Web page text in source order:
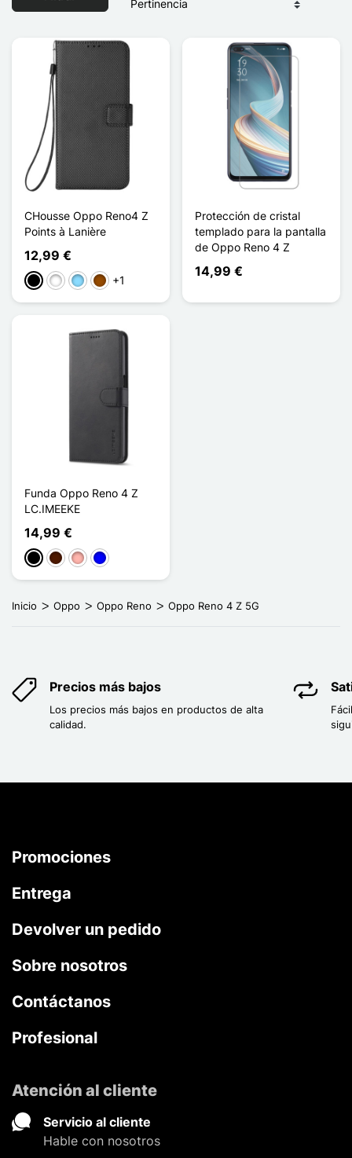
CHousse Oppo Reno4 Z
Points à Lanière
12,99 €
NegroBlancoAzul claro
Marrón
+1
Protección de cristal
templado para la pantalla
de Oppo Reno 4 Z
14,99 €
Funda Oppo Reno 4 Z
LC.IMEEKE
14,99 €
NegroMarrón oscuro
Oro rosa
Azul
Inicio Oppo Oppo Reno Oppo Reno 4 Z 5G
Precios más bajos
Los precios más bajos en productos de alta
calidad.
Promociones
Entrega
Devolver un pedido
Sobre nosotros
Contáctanos
Profesional
Atención al cliente
Servicio al cliente
Hable con nosotros